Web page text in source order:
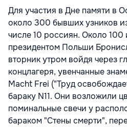
Для участия в Дне памяти в
около 300 бывших узников
числе 10 россиян. Около 100
президентом Польши
вторник утром войдя через
концлагеря, увенчанные
Macht Frei ("Труд
бараку N11. Они возложили
поминальные свечи у
бараком "Стены смерти",